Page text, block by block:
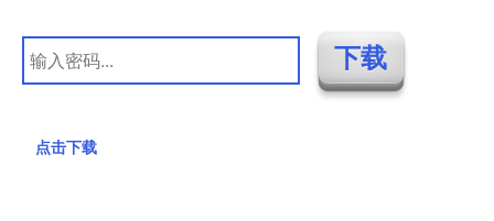
点击下载